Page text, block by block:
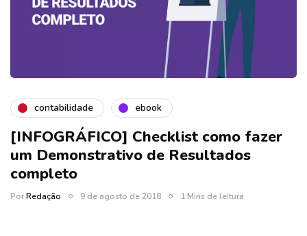
contabilidade ebook
[INFOGRÁFICO] Checklist como fazer
um Demonstrativo de Resultados
completo
PorRedação 9 de agosto de 2018 1 Mins de leitura